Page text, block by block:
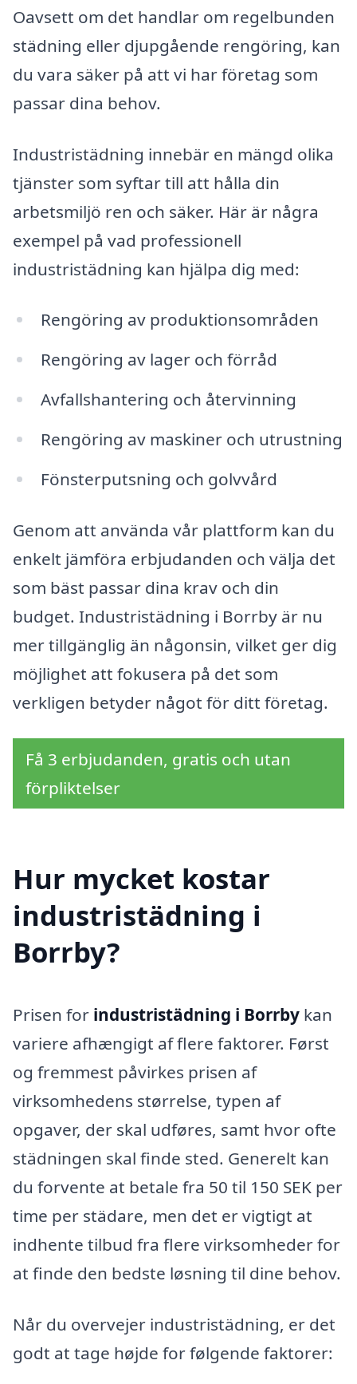
Oavsett om det handlar om regelbunden
städning eller djupgående rengöring, kan
du vara säker på att vi har företag som
passar dina behov.
Industristädning innebär en mängd olika
tjänster som syftar till att hålla din
arbetsmiljö ren och säker. Här är några
exempel på vad professionell
industristädning kan hjälpa dig med:
Rengöring av produktionsområden
Rengöring av lager och förråd
Avfallshantering och återvinning
Rengöring av maskiner och utrustning
Fönsterputsning och golvvård
Genom att använda vår plattform kan du
enkelt jämföra erbjudanden och välja det
som bäst passar dina krav och din
budget. Industristädning i Borrby är nu
mer tillgänglig än någonsin, vilket ger dig
möjlighet att fokusera på det som
verkligen betyder något för ditt företag.
Få 3 erbjudanden, gratis och utan
förpliktelser
Hur mycket kostar
industristädning i
Borrby?
Prisen for industristädning i Borrby kan
variere afhængigt af flere faktorer. Først
og fremmest påvirkes prisen af
virksomhedens størrelse, typen af
opgaver, der skal udføres, samt hvor ofte
städningen skal finde sted. Generelt kan
du forvente at betale fra 50 til 150 SEK per
time per städare, men det er vigtigt at
indhente tilbud fra flere virksomheder for
at finde den bedste løsning til dine behov.
Når du overvejer industristädning, er det
godt at tage højde for følgende faktorer: